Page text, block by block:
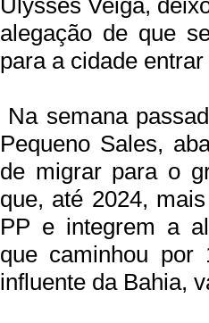
Ulysses Veiga,
alegação de que
para a cidade
Na semana
Pequeno Sales,
de migrar para o
que, até 2024,
PP e integrem a
que caminhou
influente da Bahia,